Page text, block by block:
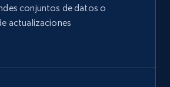
Final price high, Currency, and
conjuntos de datos o
actualizaciones